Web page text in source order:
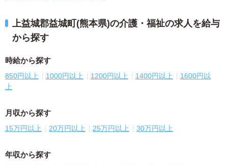
上益城郡益城町(熊本県)の介護・福祉の求人を給与
から探す
時給から探す
850円以上 1000円以上 1200円以上 1400円以上
1600円以
上
月収から探す
15万円以上 20万円以上 25万円以上 30万円以上
年収から探す